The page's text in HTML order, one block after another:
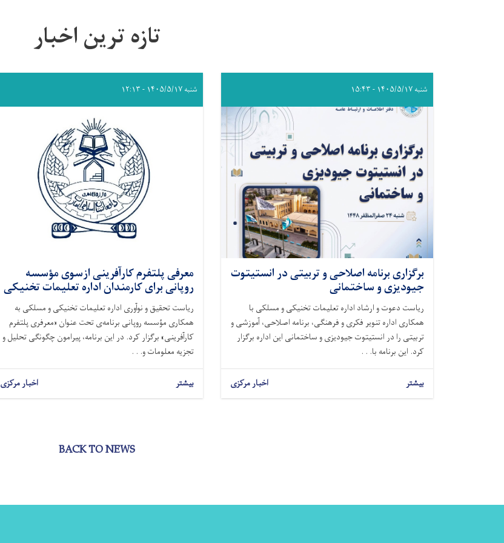
تازه ترین اخبار
شنبه ۱۴۰۵/۵/۱۷ - ۱۵:۴۳
برگزاری برنامه اصلاحی و تربیتی در انستیتوت
جیودیزی و ساختمانی
ریاست دعوت و ارشاد اداره تعلیمات تخنیکی و مسلکی با
همکاری اداره تنویر فکری و فرهنگی، برنامه اصلاحی، آموزشی و
تربیتی را در انستیتوت جیودیزی و ساختمانی این اداره برگزار
کرد. این برنامه با. . .
بیشتر اخبار مرکزی
شنبه ۱۴۰۵/۵/۱۷ - ۱۲:۱۳
معرفی پلتفرم کارآفرینی ازسوی مؤسسه
روپانی برای کارمندان اداره تعلیمات تخنیکی
ریاست تحقیق و نوآوری اداره تعلیمات تخنیکی و مسلکی به
همکاری مؤسسه روپانی برنامه‌ی تحت عنوان «معرفری پلتفرم
کارآفرینی» برگزار کرد. در این برنامه، پیرامون چگونگی تحلیل و
تجزیه معلومات و. . .
بیشتر اخبار مرکزی
BACK TO NEWS